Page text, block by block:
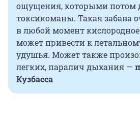
ощущения, которыми потом
токсикоманы. Такая забава
в любой момент
может привести к
удушья. Может также
легких, паралич дыхания —
Кузбасса